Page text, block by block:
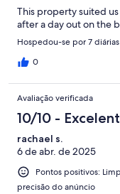
This property suited
after a day out on the
Hospedou-se por 7
0
Avaliação verificada
10/10 -
rachael s.
6 de abr. de 2025
Pontos positivos:
precisão do anúncio